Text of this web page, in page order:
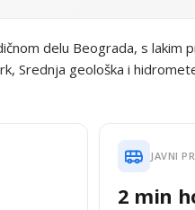
delu Beograda, s lakim
Srednja geološka i
JAVNI
2 min